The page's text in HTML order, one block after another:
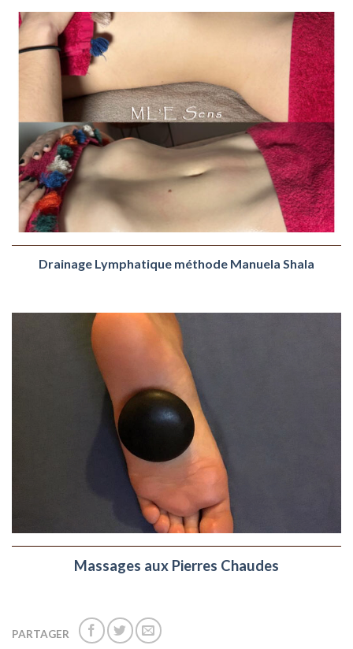
Drainage Lymphatique méthode Manuela Shala
Massages aux Pierres Chaudes
PARTAGER